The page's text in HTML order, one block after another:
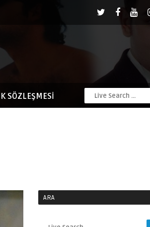
SÖZLEŞMESI
ARA